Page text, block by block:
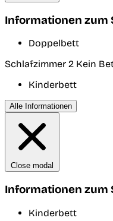
Informationen zum
Doppelbett
Schlafzimmer 2 Kein
Kinderbett
Alle Informationen
Close modal
Informationen zum
Kinderbett